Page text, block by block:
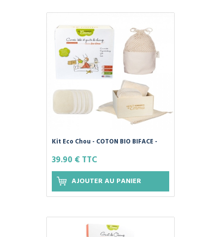
Kit Eco Chou - COTON BIO BIFACE -
Tendances d'Emma
39.90 € TTC
AJOUTER AU PANIER